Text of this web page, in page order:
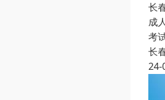
长
成
考
长
24-